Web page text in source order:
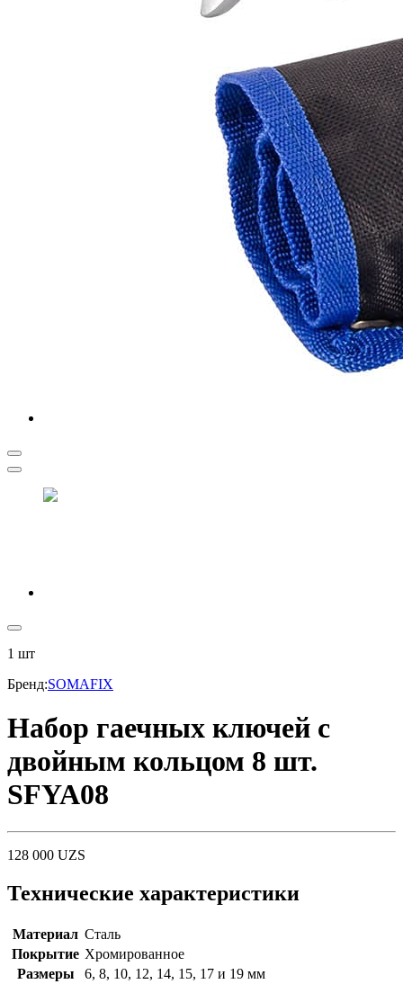
1 шт
Бренд:SOMAFIX
Набор гаечных ключей с
двойным кольцом 8 шт.
SFYA08
128 000 UZS
Технические характеристики
Материал Сталь
Покрытие Хромированное
Размеры
6, 8, 10, 12, 14, 15, 17 и 19 мм